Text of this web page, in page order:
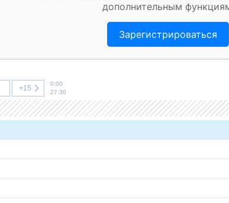
дополнительным
Зарегистрироваться
+15
0:00
27:30